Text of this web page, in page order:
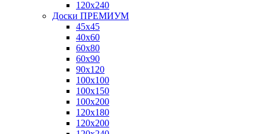
120x240
Доски ПРЕМИУМ
45x45
40x60
60x80
60x90
90x120
100x100
100x150
100x200
120x180
120x200